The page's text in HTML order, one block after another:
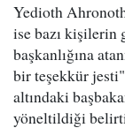
Yedioth
ise bazı kişilerin
başkanlığına
bir teşekkür
altındaki
yöneltildiği